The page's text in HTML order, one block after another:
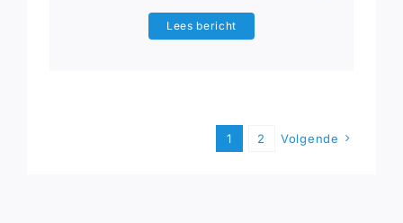
Lees bericht
1 2 Volgende